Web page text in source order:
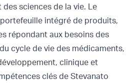
sciences de la vie. Le
intégré de produits,
répondant aux besoins des
cycle de vie des médicaments,
clinique et
clés de Stevanato